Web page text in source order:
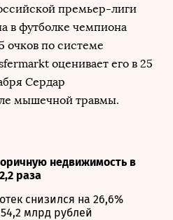
премьер-лиги
в футболке чемпиона
очков по системе
оценивает его в 25
Сердар
мышечной травмы.
недвижимость в
раза
снизился на 26,6%
млрд рублей